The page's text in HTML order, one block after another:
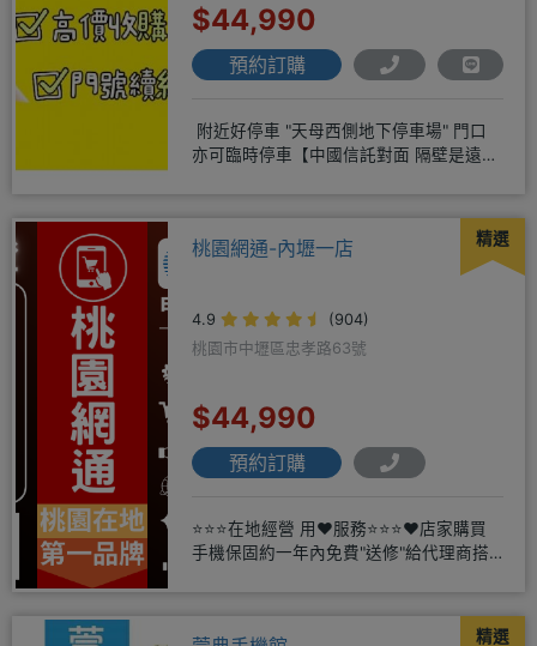
$44,990
預約訂購
附近好停車 "天母西側地下停車場" 門口
亦可臨時停車【中國信託對面 隔壁是遠傳
精選
桃園網通-內壢一店
4.9
(904)
桃園市中壢區忠孝路63號
$44,990
預約訂購
⭐⭐⭐在地經營 用❤️服務⭐⭐⭐❤️店家購買
手機保固約一年內免費"送修"給代理商搭
精選